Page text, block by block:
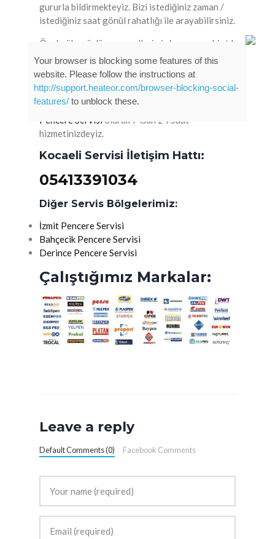
gururla bildirmekteyiz. Bizi istediğiniz zaman /
istediğiniz saat gönül rahatlığı ile arayabilirsiniz.
Özel güleryüzlü personellerimiz her zaman bir tık
ve bir telefon uzaklığınızda. Bize sadece0541
339 10 34nolu telefon üzerinden ulaşarak size
hızlı bir şekilde destek vermemizi
sağlayabilirsiniz.
Pencere Servisi olarak 7 Gün 24 Saat
hizmetinizdeyiz.
Kocaeli Servisi İletişim Hattı:
05413391034
Diğer Servis Bölgelerimiz:
İzmit Pencere Servisi
Bahçecik Pencere Servisi
Derince Pencere Servisi
Çalıştığımız Markalar:
Leave a reply
Default Comments (0) Facebook Comments
Your browser is blocking some features of this
website. Please follow the instructions at
http://support.heateor.com/browser-blocking-social-
features/to unblock these.